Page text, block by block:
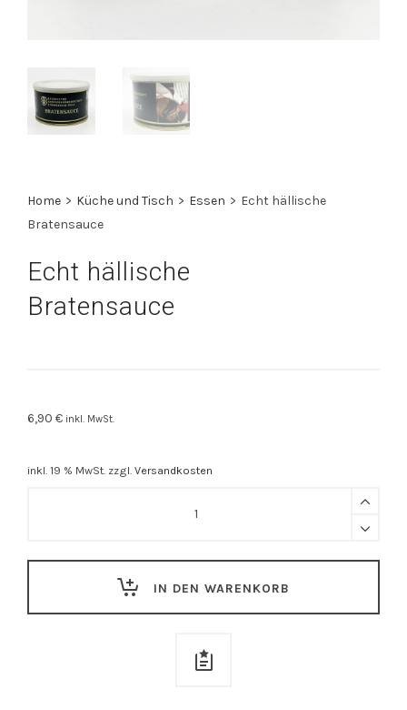
Home > Küche und Tisch > Essen > Echt hällische
Bratensauce
Echt hällische
Bratensauce
6,90 € inkl. MwSt.
inkl. 19 % MwSt. zzgl. Versandkosten
IN DEN WARENKORB